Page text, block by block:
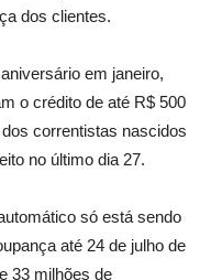
dos clientes.
em janeiro,
o crédito de até R$ 500
correntistas nascidos
no último dia 27.
só está sendo
até 24 de julho de
33 milhões de